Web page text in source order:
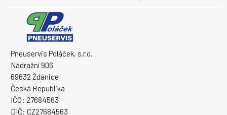
Pneuservis Poláček, s.r.o.
Nádražní 906
69632 Ždánice
Česká Republika
IČO: 27684563
DIČ: CZ27684563